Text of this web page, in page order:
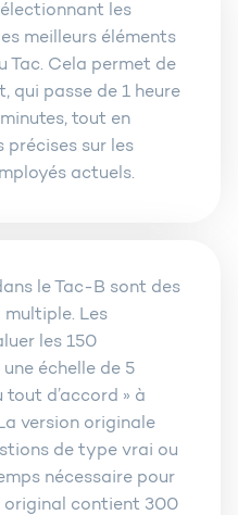
les
meilleurs éléments
Tac. Cela permet de
qui passe de 1 heure
tout en
sur les
actuels.
le Tac-B sont des
Les
les 150
échelle de 5
tout d’accord » à
version originale
de type vrai ou
nécessaire pour
original contient 300